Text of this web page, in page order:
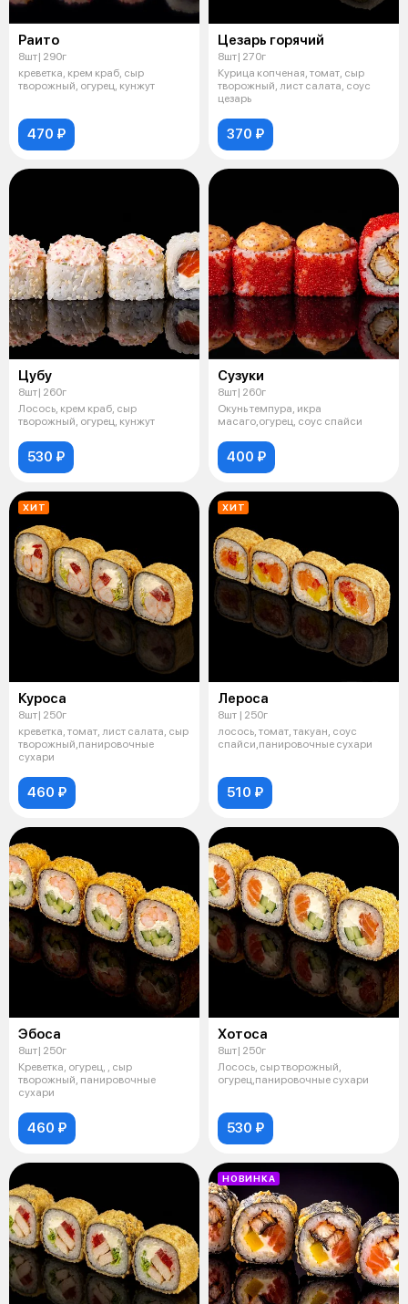
Раито
8шт| 290г
креветка, крем краб, сыр
творожный, огурец, кунжут
470 ₽
Цезарь горячий
8шт| 270г
Курица копченая, томат, сыр
творожный, лист салата, соус
цезарь
370 ₽
Цубу
8шт| 260г
Лосось, крем краб, сыр
творожный, огурец, кунжут
530 ₽
Сузуки
8шт| 260г
Окунь темпура, икра
масаго,огурец, соус спайси
400 ₽
ХИТ
Куроса
8шт| 250г
креветка, томат, лист салата, сыр
творожный,панировочные
сухари
460 ₽
ХИТ
Лероса
8шт | 250г
лосось, томат, такуан, соус
спайси,панировочные сухари
510 ₽
Эбоса
8шт| 250г
Креветка, огурец, , сыр
творожный, панировочные
сухари
460 ₽
Хотоса
8шт| 250г
Лосось, сыр творожный,
огурец,панировочные сухари
530 ₽
НОВИНКА